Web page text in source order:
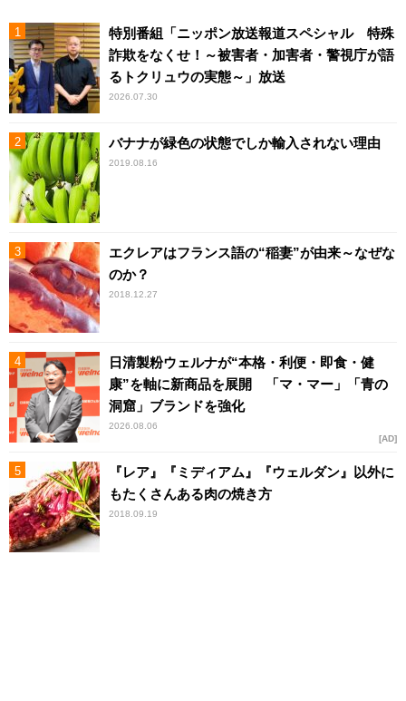
特別番組「ニッポン放送報道スペシャル 特殊
詐欺をなくせ！～被害者・加害者・警視庁が語
るトクリュウの実態～」放送
2026.07.30
バナナが緑色の状態でしか輸入されない理由
2019.08.16
エクレアはフランス語の“稲妻”が由来～なぜな
のか？
2018.12.27
日清製粉ウェルナが“本格・利便・即食・健
康”を軸に新商品を展開 「マ・マー」「青の
洞窟」ブランドを強化
2026.08.06
AD
『レア』『ミディアム』『ウェルダン』以外に
もたくさんある肉の焼き方
2018.09.19